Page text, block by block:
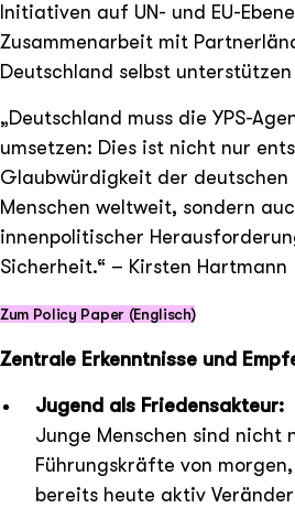
Initiativen auf UN- und EU-
Zusammenarbeit mit
Deutschland selbst unterstützen
„Deutschland muss die YPS-
umsetzen: Dies ist nicht nur
Glaubwürdigkeit der
Menschen weltweit, sondern
innenpolitischer
Sicherheit.“ – Kirsten Hartmann
Zum Policy Paper (Englisch)
Zentrale Erkenntnisse und
Jugend als Friedensakteur:
Junge Menschen sind nicht
Führungskräfte von
bereits heute aktiv